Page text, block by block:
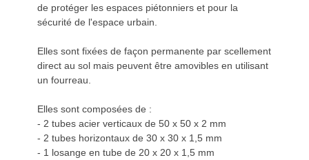
de protéger les espaces piétonniers et pour la
sécurité de l'espace urbain.
Elles sont fixées de façon permanente par scellement
direct au sol mais peuvent être amovibles en utilisant
un fourreau.
Elles sont composées de :
- 2 tubes acier verticaux de 50 x 50 x 2 mm
- 2 tubes horizontaux de 30 x 30 x 1,5 mm
- 1 losange en tube de 20 x 20 x 1,5 mm